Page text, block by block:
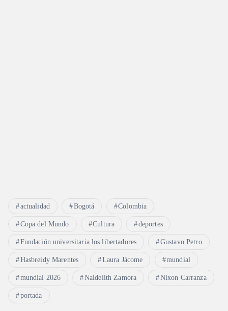
s
actualidad Bogotá Colombia
Copa del Mundo Cultura deportes
Fundación universitaria los libertadores Gustavo Petro
Hasbreidy Marentes Laura Jácome mundial
mundial 2026 Naidelith Zamora Nixon Carranza
portada